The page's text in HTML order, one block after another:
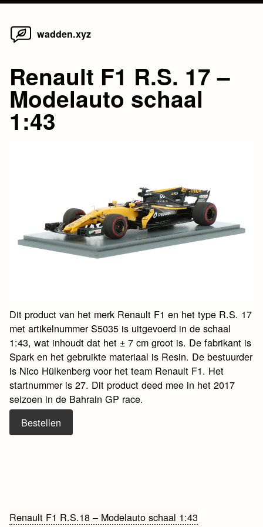
Skip
wadden.xyz
Renault F1 R.S. 17 –
Modelauto schaal
1:43
Dit product van het merk Renault F1 en het type R.S. 17
met artikelnummer S5035 is uitgevoerd in de schaal
1:43, wat inhoudt dat het ± 7 cm groot is. De fabrikant is
Spark en het gebruikte materiaal is Resin. De bestuurder
is Nico Hülkenberg voor het team Renault F1. Het
startnummer is 27. Dit product deed mee in het 2017
seizoen in de Bahrain GP race.
Bestellen
Bericht
Renault F1 R.S.18 – Modelauto schaal 1:43